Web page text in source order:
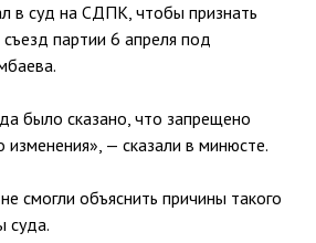
в суд на СДПК, чтобы признать
партии 6 апреля под
было сказано, что запрещено
изменения», — сказали в минюсте.
смогли объяснить причины такого
суда.